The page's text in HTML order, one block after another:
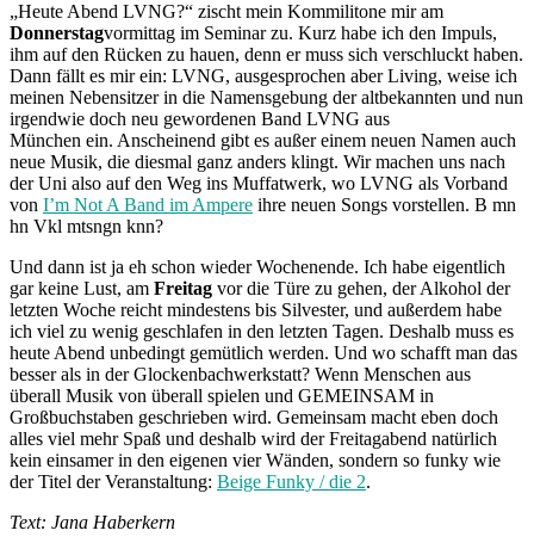
„Heute Abend LVNG?“ zischt mein Kommilitone mir am
Donnerstagvormittag im Seminar zu. Kurz habe ich den Impuls,
ihm auf den Rücken zu hauen, denn er muss sich verschluckt haben.
Dann fällt es mir ein: LVNG, ausgesprochen aber Living, weise ich
meinen Nebensitzer in die Namensgebung der altbekannten und nun
irgendwie doch neu gewordenen Band LVNG aus
München ein. Anscheinend gibt es außer einem neuen Namen auch
neue Musik, die diesmal ganz anders klingt. Wir machen uns nach
der Uni also auf den Weg ins Muffatwerk, wo LVNG als Vorband
von I’m Not A Band im Ampere ihre neuen Songs vorstellen. B mn
hn Vkl mtsngn knn?
Und dann ist ja eh schon wieder Wochenende. Ich habe eigentlich
gar keine Lust, am Freitag vor die Türe zu gehen, der Alkohol der
letzten Woche reicht mindestens bis Silvester, und außerdem habe
ich viel zu wenig geschlafen in den letzten Tagen. Deshalb muss es
heute Abend unbedingt gemütlich werden. Und wo schafft man das
besser als in der Glockenbachwerkstatt? Wenn Menschen aus
überall Musik von überall spielen und GEMEINSAM in
Großbuchstaben geschrieben wird. Gemeinsam macht eben doch
alles viel mehr Spaß und deshalb wird der Freitagabend natürlich
kein einsamer in den eigenen vier Wänden, sondern so funky wie
der Titel der Veranstaltung: Beige Funky / die 2.
Text: Jana Haberkern